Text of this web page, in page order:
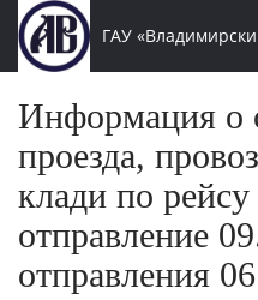
ГАУ
Информация о
проезда,
клади по
отправление
отправления